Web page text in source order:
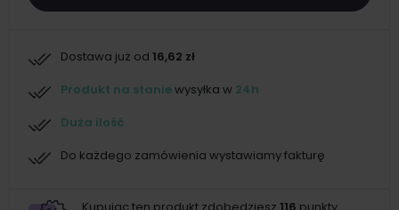
Dostawa już od 16,62 zł
Produkt na staniewysyłka w 24h
Duża ilość
Do każdego zamówienia wystawiamy fakturę